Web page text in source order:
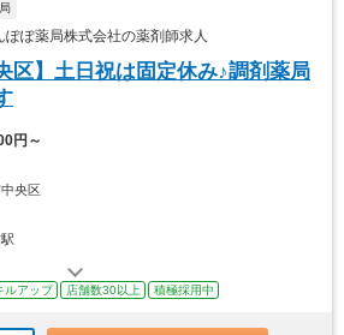
ぽ薬局株式会社の薬剤師求人
区】土日祝は固定休み♪調剤薬局
円～
央区
ルアップ 店舗数30以上 積極採用中